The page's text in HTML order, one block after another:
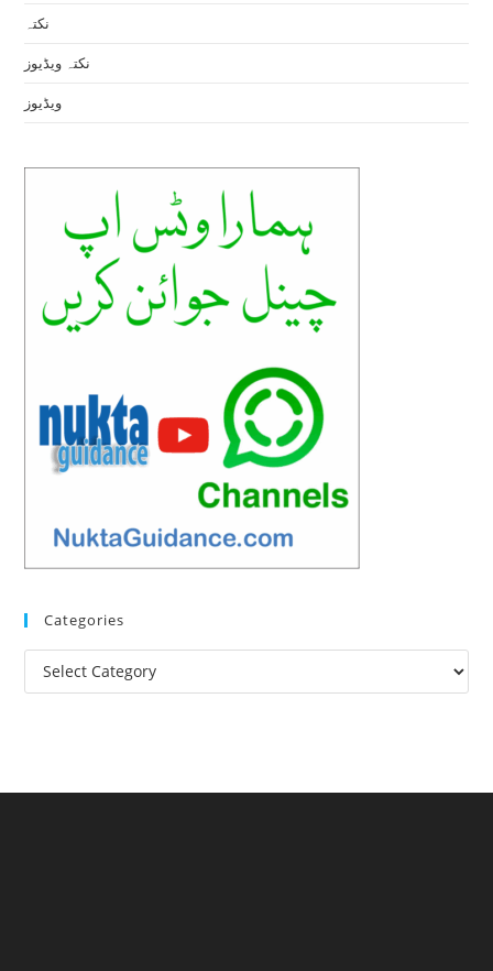
نکتہ
نکتہ ویڈیوز
ویڈیوز
Categories
Categories